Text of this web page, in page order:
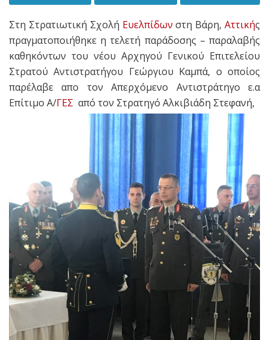
Στη Στρατιωτική Σχολή Ευελπίδων στη Βάρη, Αττικής
πραγματοποιήθηκε η τελετή παράδοσης – παραλαβής
καθηκόντων του νέου Αρχηγού Γενικού Επιτελείου
Στρατού Αντιστρατήγου Γεώργιου Καμπά, ο οποίος
παρέλαβε απο τον Απερχόμενο Αντιστράτηγο ε.α
Επίτιμο Α/ΓΕΣ από τον Στρατηγό Αλκιβιάδη Στεφανή,